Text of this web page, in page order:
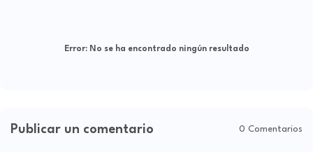
Error:No se ha encontrado ningún resultado
Publicar un comentario 0 Comentarios